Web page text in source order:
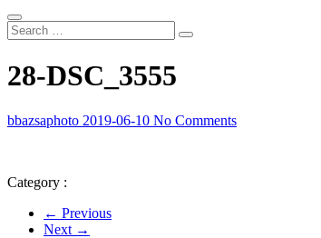
28-DSC_3555
bbazsaphoto 2019-06-10 No Comments
Category :
← Previous
Next →